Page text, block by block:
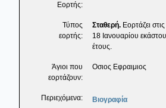
Εορτής:
Τύπος
εορτής:
Σταθερή. Εορτάζει στις
18 Ιανουαρίου εκάστου
έτους.
Άγιοι που
εορτάζουν:
Οσιος Εφραιμιος
Περιεχόμενα: Βιογραφία